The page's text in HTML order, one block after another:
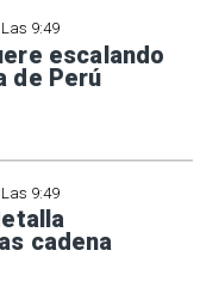
9:49
escalando
de Perú
9:49
cadena